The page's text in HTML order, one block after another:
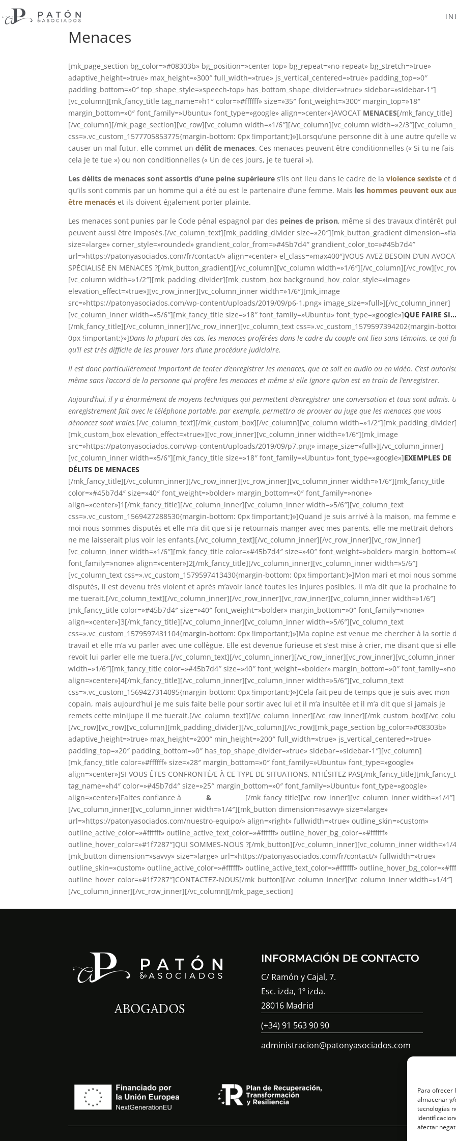
Para ofrecer
almacenar y/
tecnologías
afectar
Menaces
[mk_page_section bg_color=»#08303b» bg_position=»center top» bg_repeat=»no-repeat» bg_stretch=»true»
adaptive_height=»true» max_height=»300″ full_width=»true» js_vertical_centered=»true» padding_top=»0″
padding_bottom=»0″ top_shape_style=»speech-top» has_bottom_shape_divider=»true» sidebar=»sidebar-1″]
[vc_column][mk_fancy_title tag_name=»h1″ color=»#ffffff» size=»35″ font_weight=»300″ margin_top=»18″
margin_bottom=»0″ font_family=»Ubuntu» font_type=»google» align=»center»]AVOCAT MENACES[/mk_fancy_title]
[/vc_column][/mk_page_section][vc_row][vc_column width=»1/6″][/vc_column][vc_column width=»2/
css=».vc_custom_1577705853775{margin-bottom: 0px !important;}»]Lorsqu’une personne dit à une autre qu’elle
causer un mal futur, elle commet undélit de menaces. Ces menaces peuvent être conditionnelles (« Si tu ne fais
cela je te tue ») ou non conditionnelles (« Un de ces jours, je te tuerai »).
Les délits de menaces sont assortis d’une peine supérieure s’ils ont lieu dans le cadre de la violence sexiste et
qu’ils sont commis par un homme qui a été ou est le partenaire d’une femme. Mais les hommes peuvent eux
être menacés et ils doivent également porter plainte.
Les menaces sont punies par le Code pénal espagnol par des peines de prison, même si des travaux d’intérêt
peuvent aussi être imposés.[/vc_column_text][mk_padding_divider size=»20″][mk_button_gradient
size=»large» corner_style=»rounded» grandient_color_from=»#45b7d4″ grandient_color_to=»#45b7d4″
url=»https://patonyasociados.com/fr/contact/» align=»center» el_class=»max400″]VOUS AVEZ BESOIN D’UN
SPÉCIALISÉ EN MENACES ?[/mk_button_gradient][/vc_column][vc_column width=»1/6″][/vc_column][/
[vc_column width=»1/2″][mk_padding_divider][mk_custom_box background_hov_color_style=»image»
elevation_effect=»true»][vc_row_inner][vc_column_inner width=»1/6″][mk_image
src=»https://patonyasociados.com/wp-content/uploads/2019/09/p6-1.png» image_size=»full»][/vc_column_inner]
[vc_column_inner width=»5/6″][mk_fancy_title size=»18″ font_family=»Ubuntu» font_type=»google»]QUE FAIRE SI…
[/mk_fancy_title][/vc_column_inner][/vc_row_inner][vc_column_text css=».vc_custom_1579597394202{margin-
0px !important;}»]Dans la plupart des cas, les menaces proférées dans le cadre du couple ont lieu sans témoins, ce qui
qu’il est très difficile de les prouver lors d’une procédure judiciaire.
Il est donc particulièrement important de tenter d’enregistrer les menaces, que ce soit en audio ou en vidéo. C’est
même sans l’accord de la personne qui profère les menaces et même si elle ignore qu’on est en train de l’enregistrer.
Aujourd’hui, il y a énormément de moyens techniques qui permettent d’enregistrer une conversation et tous sont admis.
enregistrement fait avec le téléphone portable, par exemple, permettra de prouver au juge que les menaces que vous
dénoncez sont vraies.[/vc_column_text][/mk_custom_box][/vc_column][vc_column width=»1/2″][mk_padding_divider]
[mk_custom_box elevation_effect=»true»][vc_row_inner][vc_column_inner width=»1/6″][mk_image
src=»https://patonyasociados.com/wp-content/uploads/2019/09/p7.png» image_size=»full»][/vc_column_inner]
[vc_column_inner width=»5/6″][mk_fancy_title size=»18″ font_family=»Ubuntu» font_type=»google»]EXEMPLES DE
DÉLITS DE MENACES
[/mk_fancy_title][/vc_column_inner][/vc_row_inner][vc_row_inner][vc_column_inner width=»1/6″][mk_fancy_title
color=»#45b7d4″ size=»40″ font_weight=»bolder» margin_bottom=»0″ font_family=»none»
align=»center»]1[/mk_fancy_title][/vc_column_inner][vc_column_inner width=»5/6″][vc_column_text
css=».vc_custom_1569427288530{margin-bottom: 0px !important;}»]Quand je suis arrivé à la maison, ma femme
moi nous sommes disputés et elle m’a dit que si je retournais manger avec mes parents, elle me mettrait dehors
ne me laisserait plus voir les enfants.[/vc_column_text][/vc_column_inner][/vc_row_inner][vc_row_inner]
[vc_column_inner width=»1/6″][mk_fancy_title color=»#45b7d4″ size=»40″ font_weight=»bolder»
font_family=»none» align=»center»]2[/mk_fancy_title][/vc_column_inner][vc_column_inner width=»5/6″]
[vc_column_text css=».vc_custom_1579597413430{margin-bottom: 0px !important;}»]Mon mari et moi nous
disputés, il est devenu très violent et après m’avoir lancé toutes les injures posibles, il m’a dit que la prochaine
me tuerait.[/vc_column_text][/vc_column_inner][/vc_row_inner][vc_row_inner][vc_column_inner width=»1/6″]
[mk_fancy_title color=»#45b7d4″ size=»40″ font_weight=»bolder» margin_bottom=»0″ font_family=»none»
align=»center»]3[/mk_fancy_title][/vc_column_inner][vc_column_inner width=»5/6″][vc_column_text
css=».vc_custom_1579597431104{margin-bottom: 0px !important;}»]Ma copine est venue me chercher à la sortie
travail et elle m’a vu parler avec une collègue. Elle est devenue furieuse et s’est mise à crier, me disant que si
revoit lui parler elle me tuera.[/vc_column_text][/vc_column_inner][/vc_row_inner][vc_row_inner][vc_column_inner
width=»1/6″][mk_fancy_title color=»#45b7d4″ size=»40″ font_weight=»bolder» margin_bottom=»0″
align=»center»]4[/mk_fancy_title][/vc_column_inner][vc_column_inner width=»5/6″][vc_column_text
css=».vc_custom_1569427314095{margin-bottom: 0px !important;}»]Cela fait peu de temps que je suis avec mon
copain, mais aujourd’hui je me suis faite belle pour sortir avec lui et il m’a insultée et il m’a dit que si jamais je
remets cette minijupe il me tuerait.[/vc_column_text][/vc_column_inner][/vc_row_inner][/mk_custom_box][/
[/vc_row][vc_row][vc_column][mk_padding_divider][/vc_column][/vc_row][mk_page_section bg_color=»#08303b»
adaptive_height=»true» max_height=»200″ min_height=»200″ full_width=»true» js_vertical_centered=»true»
padding_top=»20″ padding_bottom=»0″ has_top_shape_divider=»true» sidebar=»sidebar-1″][vc_column]
[mk_fancy_title color=»#ffffff» size=»28″ margin_bottom=»0″ font_family=»Ubuntu» font_type=»google»
align=»center»]SI VOUS ÊTES CONFRONTÉ/E À CE TYPE DE SITUATIONS, N’HÉSITEZ PAS[/
tag_name=»h4″ color=»#45b7d4″ size=»25″ margin_bottom=»0″ font_family=»Ubuntu» font_type=»google»
align=»center»]Faites confiance à
&
[/mk_fancy_title][vc_row_inner][vc_column_inner width=»1/4″]
[/vc_column_inner][vc_column_inner width=»1/4″][mk_button dimension=»savvy» size=»large»
url=»https://patonyasociados.com/nuestro-equipo/» align=»right» fullwidth=»true» outline_skin=»custom»
outline_active_color=»#ffffff» outline_active_text_color=»#ffffff» outline_hover_bg_color=»#ffffff»
outline_hover_color=»#1f7287″]QUI SOMMES-NOUS ?[/mk_button][/vc_column_inner][vc_column_inner width=»1/
[mk_button dimension=»savvy» size=»large» url=»https://patonyasociados.com/fr/contact/» fullwidth=»true»
outline_skin=»custom» outline_active_color=»#ffffff» outline_active_text_color=»#ffffff»
outline_hover_color=»#1f7287″]CONTACTEZ-NOUS[/mk_button][/vc_column_inner][vc_column_inner width=»1/4″]
[/vc_column_inner][/vc_row_inner][/vc_column][/mk_page_section]
ABOGADOS
INFORMACIÓN DE CONTACTO
C/ Ramón y Cajal, 7.
Esc. izda, 1º izda.
28016 Madrid
(+34) 91 563 90 90
administracion@patonyasociados.com